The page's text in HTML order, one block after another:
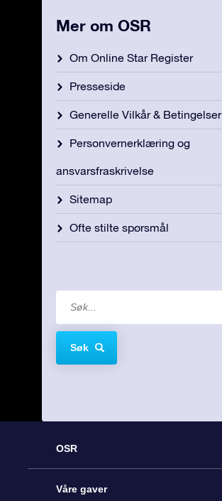
Mer om OSR
Om Online Star Register
Presseside
Generelle Vilkår & Betingelser
Personvernerklæring og
ansvarsfraskrivelse
Sitemap
Ofte stilte spørsmål
Søk
OSR
Kundeservice
Våre gaver